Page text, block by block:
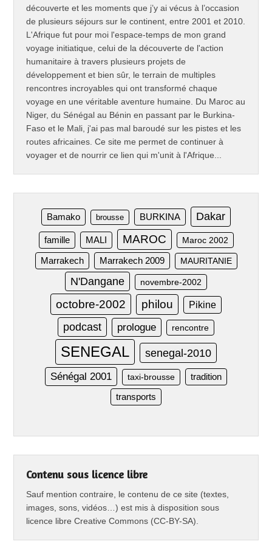
découverte et les moments que j’y ai vécus à l’occasion
de plusieurs séjours sur le continent, entre 2001 et 2010.
L'Afrique fut pour moi l'espace-temps de mon grand
voyage initiatique, celui de la découverte de l'action
humanitaire à travers plusieurs projets de
développement et bien sûr, le terrain de multiples
rencontres incroyables qui ont transformé chaque
voyage en une véritable aventure humaine. Du Maroc au
Niger, du Sénégal au Bénin en passant par le Burkina-
Faso et le Mali, j'ai pas mal baroudé sur les pistes et les
routes africaines. Ce site me permet de continuer à
voyager et de nourrir ce lien qui m'unit à l'Afrique...
Bamako brousse BURKINA Dakar
famille MALI MAROC Maroc 2002
Marrakech Marrakech 2009 MAURITANIE
N'Dangane novembre-2002
octobre-2002 philou Pikine
podcast prologue rencontre
SENEGAL senegal-2010
Sénégal 2001 taxi-brousse tradition
transports
Contenu sous licence libre
Sauf mention contraire, le contenu de ce site (textes,
images, sons, vidéos…) est mis à disposition sous
licence libre Creative Commons (CC-BY-SA).